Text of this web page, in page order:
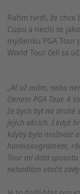
Rahm tvrdí, že
Cupu a necítí se
myšlenku PGA Tour
World Tour čelí za
„Ať už mám, nebo
členem PGA Tour. A
že bych byl na druhé
jejich akcích. I když
kdyby byla možnost
harmonogramem,
Tour mi dala
nehodlám otočit